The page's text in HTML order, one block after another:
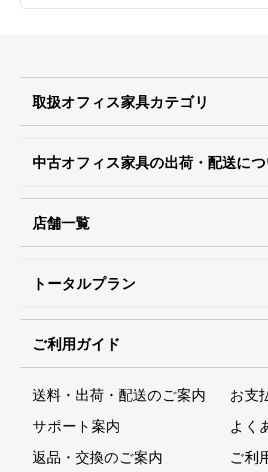
取扱オフィス家具カテゴリ
中古オフィス家具の出荷・配送に
店舗一覧
トータルプラン
ご利用ガイド
送料・出荷・配送のご案内
お支
サポート案内
よく
返品・交換のご案内
ご利